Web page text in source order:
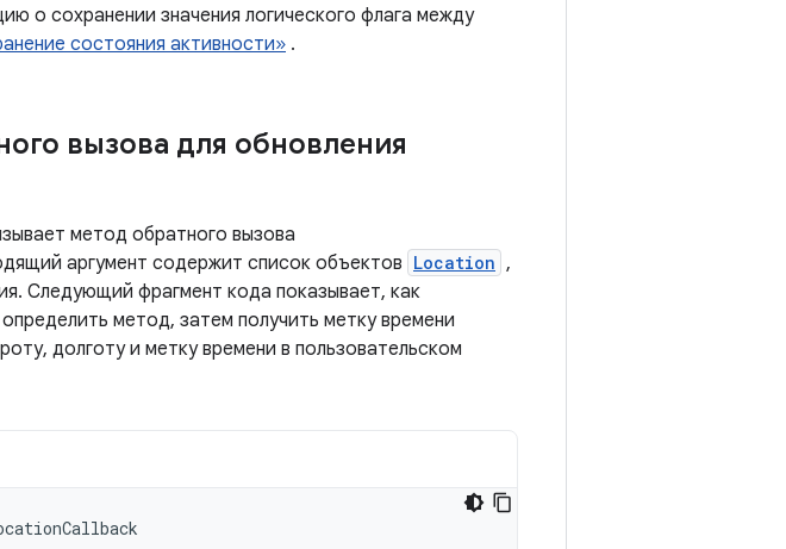
о сохранении значения логического флага между
состояния активности» .
вызова для обновления
метод обратного вызова
аргумент содержит список объектов Location ,
Следующий фрагмент кода показывает, как
метод, затем получить метку времени
долготу и метку времени в пользовательском